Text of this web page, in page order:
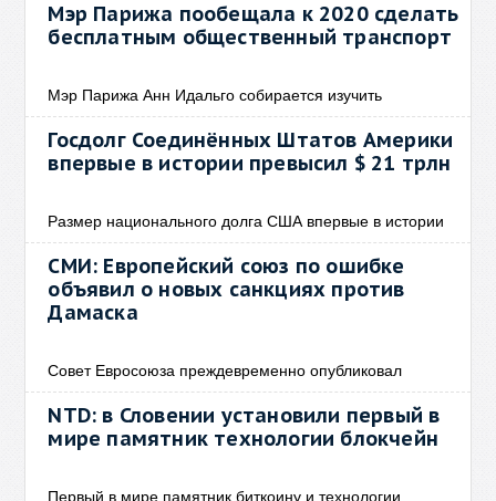
Мэр Парижа пообещала к 2020 сделать
бесплатным общественный транспорт
Мэр Парижа Анн Идальго собирается изучить
Госдолг Соединённых Штатов Америки
впервые в истории превысил $ 21 трлн
Размер национального долга США впервые в истории
СМИ: Европейский союз по ошибке
объявил о новых санкциях против
Дамаска
Совет Евросоюза преждевременно опубликовал
NTD: в Словении установили первый в
мире памятник технологии блокчейн
Первый в мире памятник биткоину и технологии